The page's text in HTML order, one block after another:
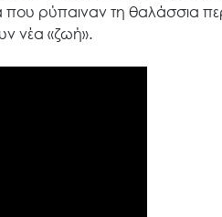
Έργα
που ρύπαιναν τη θαλάσσια
νέα «ζωή».